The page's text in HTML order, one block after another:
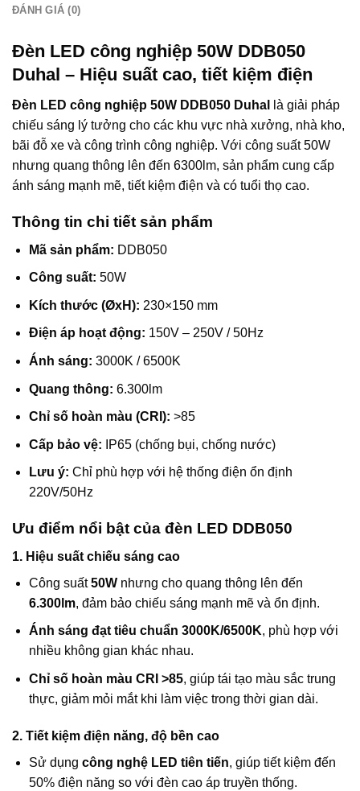
ĐÁNH GIÁ (0)
Đèn LED công nghiệp 50W DDB050
Duhal – Hiệu suất cao, tiết kiệm điện
Đèn LED công nghiệp 50W DDB050 Duhal
là giải pháp
chiếu sáng lý tưởng cho các khu vực nhà xưởng, nhà kho,
bãi đỗ xe và công trình công nghiệp. Với công suất 50W
nhưng quang thông lên đến 6300lm, sản phẩm cung cấp
ánh sáng mạnh mẽ, tiết kiệm điện và có tuổi thọ cao.
Thông tin chi tiết sản phẩm
Mã sản phẩm: DDB050
Công suất: 50W
Kích thước (ØxH): 230×150 mm
Điện áp hoạt động: 150V – 250V / 50Hz
Ánh sáng: 3000K / 6500K
Quang thông: 6.300lm
Chỉ số hoàn màu (CRI): >85
Cấp bảo vệ: IP65 (chống bụi, chống nước)
Lưu ý: Chỉ phù hợp với hệ thống điện ổn định
220V/50Hz
Ưu điểm nổi bật của đèn LED DDB050
1. Hiệu suất chiếu sáng cao
Công suất50Wnhưng cho quang thông lên đến
6.300lm, đảm bảo chiếu sáng mạnh mẽ và ổn định.
Ánh sáng đạt tiêu chuẩn 3000K/6500K, phù hợp với
nhiều không gian khác nhau.
Chỉ số hoàn màu CRI >85, giúp tái tạo màu sắc trung
thực, giảm mỏi mắt khi làm việc trong thời gian dài.
2. Tiết kiệm điện năng, độ bền cao
Sử dụng công nghệ LED tiên tiến, giúp tiết kiệm đến
50% điện năng so với đèn cao áp truyền thống.